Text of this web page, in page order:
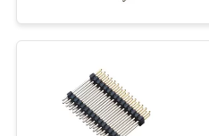
HUBUNGI